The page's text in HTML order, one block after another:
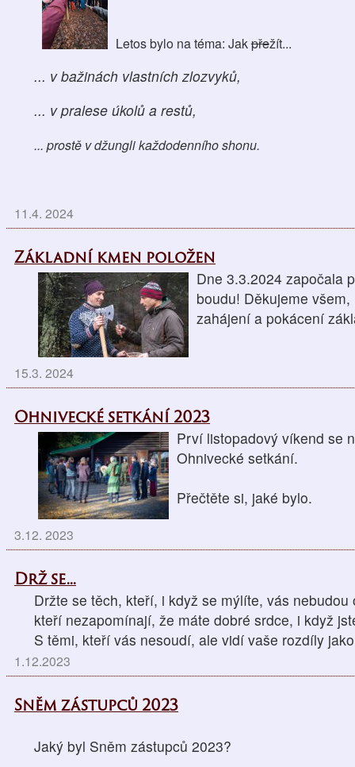
Letos bylo na téma: Jakpřežít...
... v bažinách vlastních zlozvyků,
... v pralese úkolů a restů,
... prostě v džungli každodenního shonu.
11.4. 2024
Základní kmen položen
Dne 3.3.2024 započala
boudu! Děkujeme
zahájení a pokácení
15.3. 2024
Ohnivecké setkání 2023
Prví listopadový víkend se
Ohnivecké setkání.
Přečtěte si, jaké bylo.
3.12. 2023
Drž se...
Držte se těch, kteří, i když se mýlíte, vás nebudou
kteří nezapomínají, že máte dobré srdce, i když
S těmi, kteří vás nesoudí, ale vidí vaše rozdíly
1.12.2023
Sněm zástupců 2023
Jaký byl Sněm zástupců 2023?